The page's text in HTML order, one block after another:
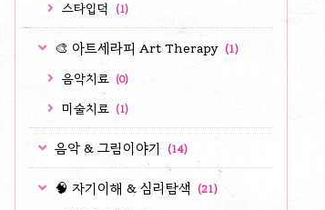
스타입덕 (1)
🎨 아트세라피 Art Therapy (1)
음악치료 (0)
미술치료 (1)
음악 & 그림이야기 (14)
🧠 자기이해 & 심리탐색 (21)